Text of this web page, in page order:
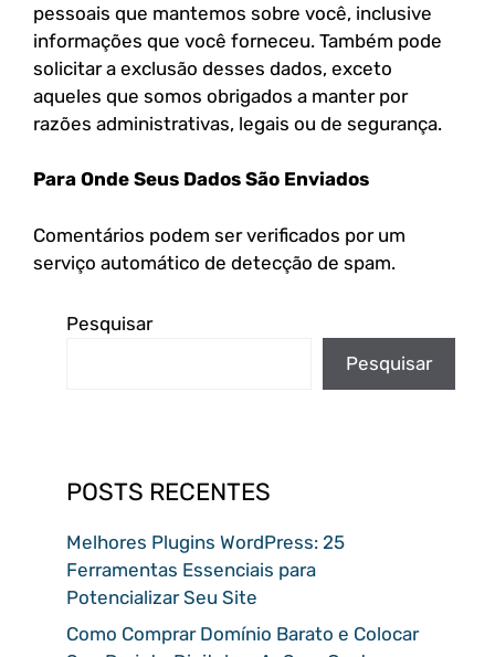
pessoais que mantemos sobre você, inclusive
informações que você forneceu. Também pode
solicitar a exclusão desses dados, exceto
aqueles que somos obrigados a manter por
razões administrativas, legais ou de segurança.
Para Onde Seus Dados São Enviados
Comentários podem ser verificados por um
serviço automático de detecção de spam.
Pesquisar
Pesquisar
POSTS RECENTES
Melhores Plugins WordPress: 25
Ferramentas Essenciais para
Potencializar Seu Site
Como Comprar Domínio Barato e Colocar